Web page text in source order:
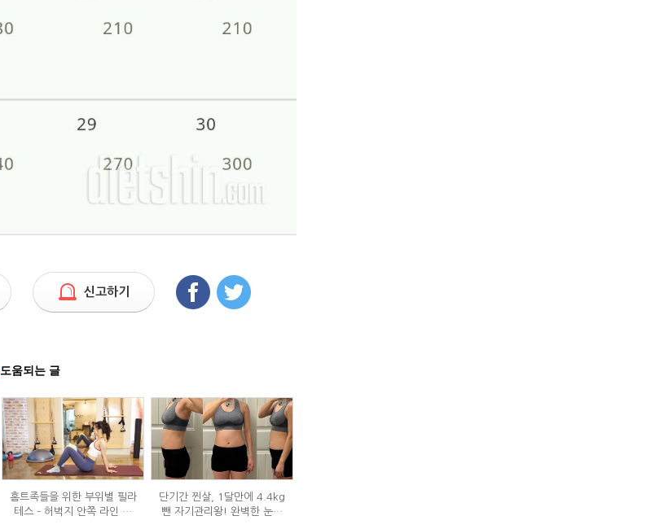
신고하기
도움되는 글
홈트족들을 위한 부위별 필라
테스 – 허벅지 안쪽 라인 만
단기간 찐살, 1달만에 4.4kg
뺀 자기관리왕! 완벽한 눈바